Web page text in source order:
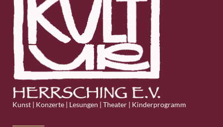
Kunst | Konzerte | Lesungen | Theater | Kinderprogramm